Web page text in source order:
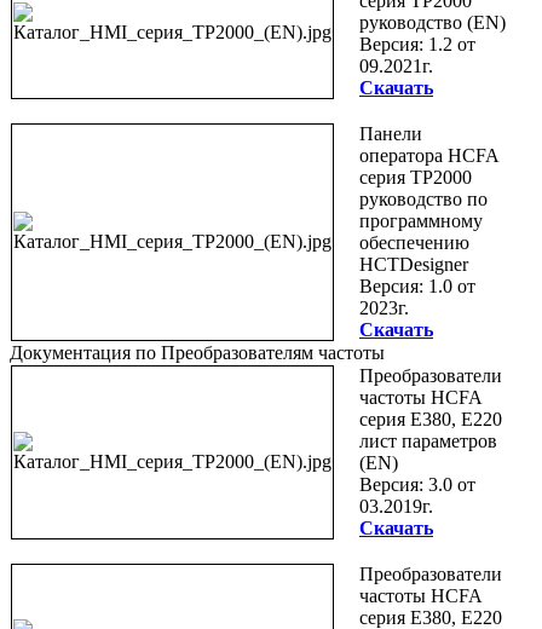
руководство (EN)
Версия: 1.2 от
09.2021г.
Скачать
Панели
оператора HCFA
серия TP2000
руководство по
программному
обеспечению
HCTDesigner
Версия: 1.0 от
2023г.
Скачать
Документация по Преобразователям частоты
Преобразователи
частоты HCFA
серия E380, E220
лист параметров
(EN)
Версия: 3.0 от
03.2019г.
Скачать
Преобразователи
частоты HCFA
серия E380, E220